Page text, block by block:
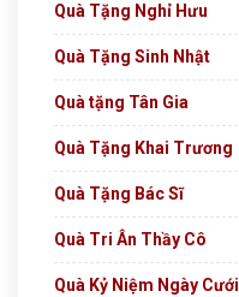
Quà Tặng Nghỉ Hưu
Quà Tặng Sinh Nhật
Quà tặng Tân Gia
Quà Tặng Khai Trương
Quà Tặng Bác Sĩ
Quà Tri Ân Thầy Cô
Quà Kỷ Niệm Ngày Cưới